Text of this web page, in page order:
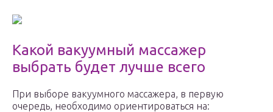
Какой вакуумный массажер
выбрать будет лучше всего
При выборе вакуумного массажера, в первую
очередь, необходимо ориентироваться на: